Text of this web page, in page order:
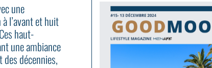
une
l’avant et huit
haut-
une ambiance
décennies,